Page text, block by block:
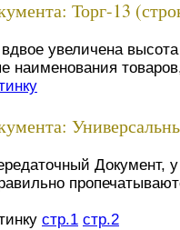
Торг-13
увеличена
наименования
Документ,
стр.1 стр.2